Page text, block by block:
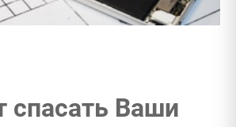
спасать Ваши